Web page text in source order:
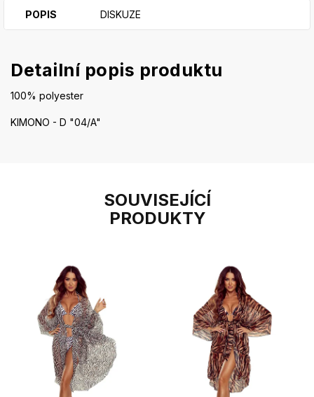
SOUVISEJÍCÍ
PRODUKTY
POPIS DISKUZE
Detailní popis produktu
100% polyester
KIMONO - D "04/A"